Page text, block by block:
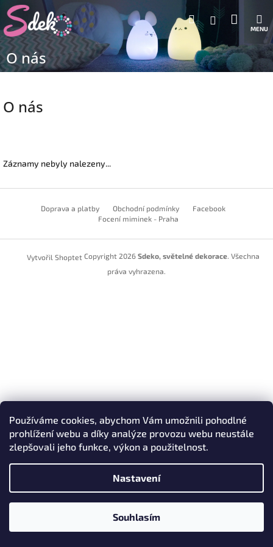
Používáme cookies, abychom Vám umožnili pohodlné
prohlížení webu a díky analýze provozu webu neustále
zlepšovali jeho funkce, výkon a použitelnost.
Nastavení
Souhlasím
Přejít
na
obsah
HledatPřihlášení
košík
O nás
O nás
Záznamy nebyly nalezeny...
a
Doprava a platby Obchodní podmínky
Facebook
Focení miminek - Praha
Vytvořil Shoptet Copyright 2026Sdeko, světelné dekorace. Všechna
práva vyhrazena.